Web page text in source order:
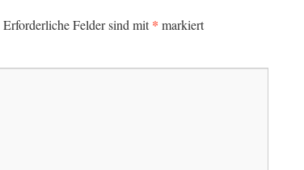
Erforderliche Felder sind mit* markiert